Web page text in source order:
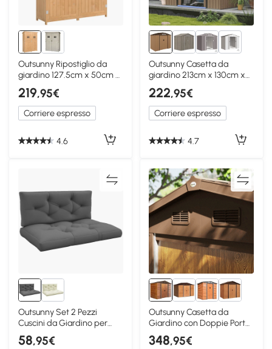
Outsunny Ripostiglio da
giardino 127.5cm x 50cm x
164cm Color Legno
219,95€
Corriere espresso
4.6
3+
Outsunny Casetta da
giardino 213cm x 130cm x
185cm Giallo
222,95€
Corriere espresso
4.7
Outsunny Set 2 Pezzi
Cuscini da Giardino per
Divani e Pallet Grigio
58,95€
Outsunny Casetta da
Giardino con Doppie Porte
Scorrevoli Marrone
348,95€